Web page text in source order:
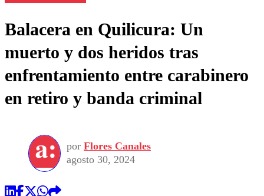
Balacera en Quilicura: Un
muerto y dos heridos tras
enfrentamiento entre carabinero
en retiro y banda criminal
por Flores Canales
agosto 30, 2024